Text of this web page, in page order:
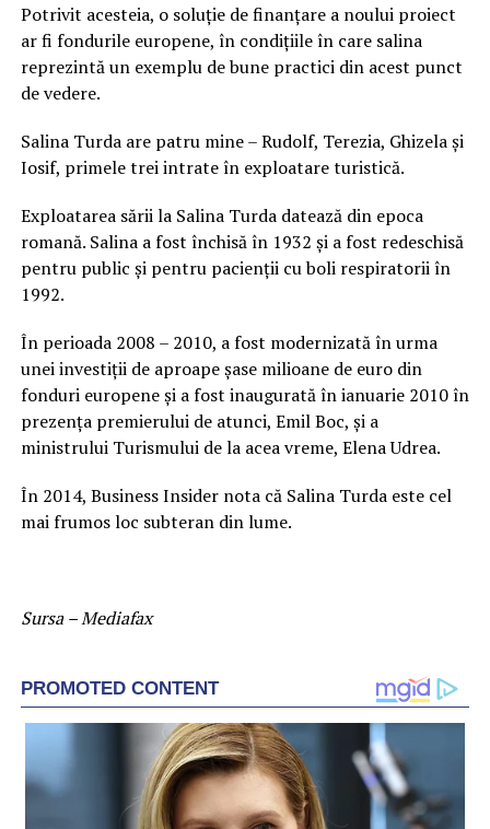
Potrivit acesteia, o soluţie de finanţare a noului proiect
ar fi fondurile europene, în condiţiile în care salina
reprezintă un exemplu de bune practici din acest punct
de vedere.
Salina Turda are patru mine – Rudolf, Terezia, Ghizela şi
Iosif, primele trei intrate în exploatare turistică.
Exploatarea sării la Salina Turda datează din epoca
romană. Salina a fost închisă în 1932 şi a fost redeschisă
pentru public şi pentru pacienţii cu boli respiratorii în
1992.
În perioada 2008 – 2010, a fost modernizată în urma
unei investiţii de aproape şase milioane de euro din
fonduri europene şi a fost inaugurată în ianuarie 2010 în
prezenţa premierului de atunci, Emil Boc, şi a
ministrului Turismului de la acea vreme, Elena Udrea.
În 2014, Business Insider nota că Salina Turda este cel
mai frumos loc subteran din lume.
Sursa – Mediafax